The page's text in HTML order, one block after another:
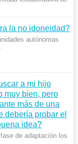
la no idoneidad?
autónomas
a mi hijo
muy bien, pero
más de una
deberí­a probar el
idea?
de adaptación los